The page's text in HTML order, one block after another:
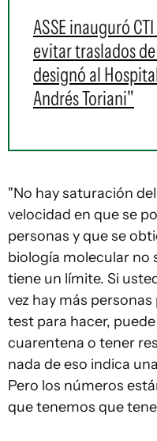
ASSE inauguró
evitar traslados
designó al
Andrés Toriani"
"No hay saturación
velocidad en que se
personas y que se
biología molecular no
tiene un límite. Si
vez hay más
test para hacer,
cuarentena o tener
nada de eso indica
Pero los números
que tenemos que